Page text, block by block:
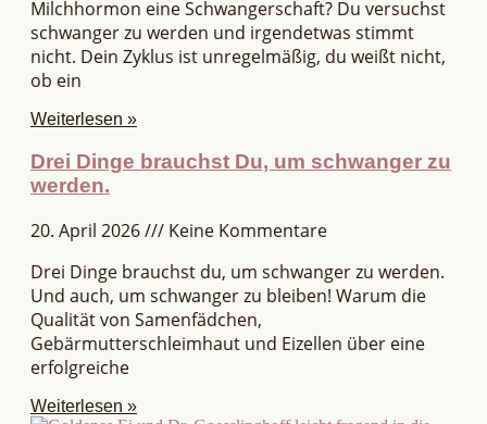
Milchhormon eine Schwangerschaft? Du versuchst
schwanger zu werden und irgendetwas stimmt
nicht. Dein Zyklus ist unregelmäßig, du weißt nicht,
ob ein
Weiterlesen »
Drei Dinge brauchst Du, um schwanger zu
werden.
20. April 2026
Keine Kommentare
Drei Dinge brauchst du, um schwanger zu werden.
Und auch, um schwanger zu bleiben! Warum die
Qualität von Samenfädchen,
Gebärmutterschleimhaut und Eizellen über eine
erfolgreiche
Weiterlesen »